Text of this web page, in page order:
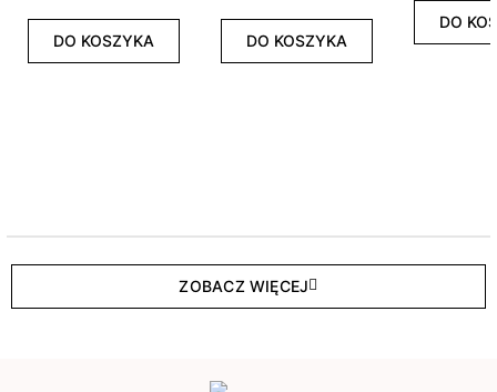
DO KOSZYKA DO KOSZYKA
DO
ZOBACZ WIĘCEJ